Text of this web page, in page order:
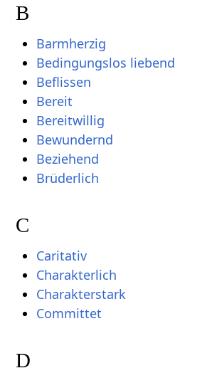
B
Barmherzig
Bedingungslos liebend
Beflissen
Bereit
Bereitwillig
Bewundernd
Beziehend
Brüderlich
C
Caritativ
Charakterlich
Charakterstark
Committet
D